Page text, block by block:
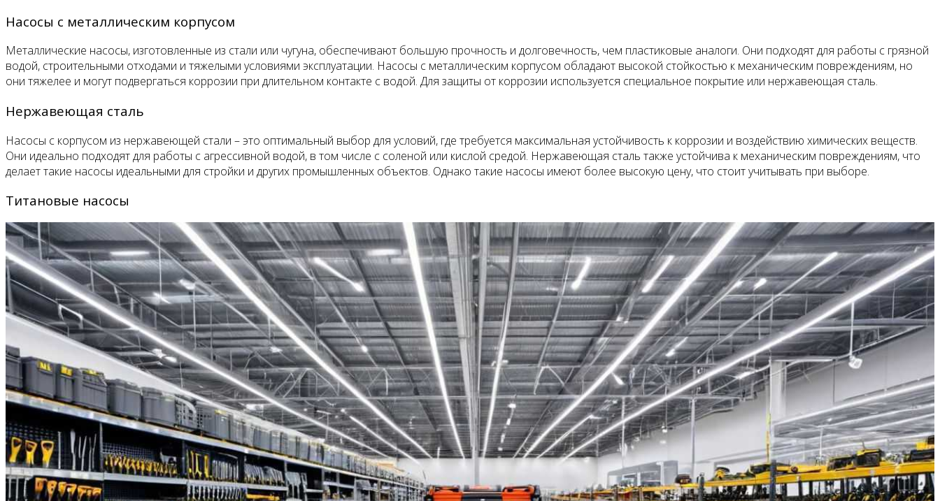
Насосы с металлическим корпусом
Металлические насосы, изготовленные из стали или чугуна, обеспечивают большую прочность и долговечность, чем пластиковые аналоги. Они подходят для работы с грязной
водой, строительными отходами и тяжелыми условиями эксплуатации. Насосы с металлическим корпусом обладают высокой стойкостью к механическим повреждениям, но
они тяжелее и могут подвергаться коррозии при длительном контакте с водой. Для защиты от коррозии используется специальное покрытие или нержавеющая сталь.
Нержавеющая сталь
Насосы с корпусом из нержавеющей стали – это оптимальный выбор для условий, где требуется максимальная устойчивость к коррозии и воздействию химических веществ.
Они идеально подходят для работы с агрессивной водой, в том числе с соленой или кислой средой. Нержавеющая сталь также устойчива к механическим повреждениям, что
делает такие насосы идеальными для стройки и других промышленных объектов. Однако такие насосы имеют более высокую цену, что стоит учитывать при выборе.
Титановые насосы